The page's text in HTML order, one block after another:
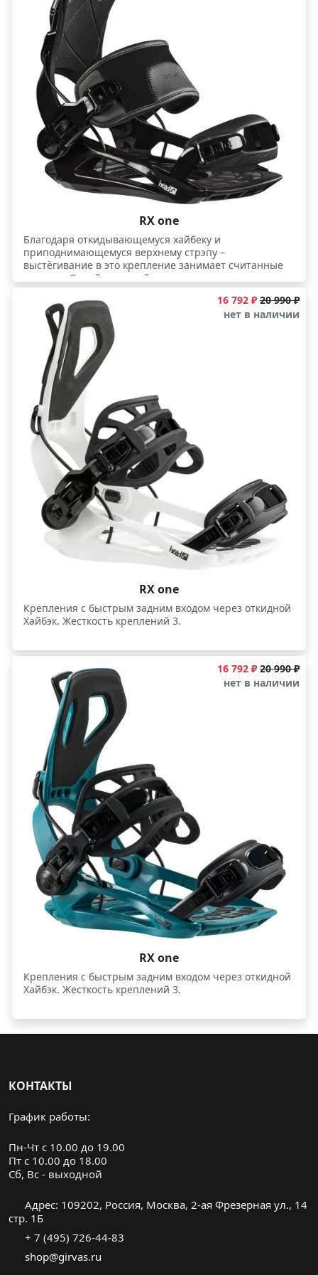
стекловолокна 35% и широкие газ-педали, облитые
мягкими накладками EVA, отлично передают нагрузку
и амортизируют удары. Комфортные широкие стрэпы
надежно фиксируют ногу. Крепления имеют быструю
настройку без инструментов, их достаточно
настроить 1 раз под себя, после чего настройки не
сбиваются. Подойдут как для опытных, так и для
прогрессирующих райдеров.
RX one
Благодаря откидывающемуся хайбеку и
приподнимающемуся верхнему стрэпу –
выстёгивание в это крепление занимает считанные
секунды. С этой системой вы встегнетесь в доску
быстрее и уже будете на склоне, пока все остальные
ещё будут только работать трещотками своих
стрэпов, сидя на пятой точке! Крепление имеет
быструю настройку без инструментов и отлично
подойдет для начинающих и прогрессирующих
райдеров. Облегчённая база, газ педали выполнены
из материала EVA и отлично амортизируют удары.
Комфортный широкий верхний стрэп. RX One
обеспечат вам быстрый прогресс в процессе
обучения, контроль и комфорт в течении всего дня на
склоне.
16 792 ₽ 20 990 ₽
нет в наличии
RX one
Крепления с быстрым задним входом через откидной
Хайбэк. Жесткость креплений 3.
16 792 ₽ 20 990 ₽
нет в наличии
RX one
Крепления с быстрым задним входом через откидной
Хайбэк. Жесткость креплений 3.
КОНТАКТЫ
График работы:
Пн-Чт с 10.00 до 19.00
Пт с 10.00 до 18.00
Cб, Вс - выходной
Адрес: 109202, Россия, Москва, 2-ая Фрезерная ул., 14
стр. 1Б
+ 7 (495) 726-44-83
shop@girvas.ru